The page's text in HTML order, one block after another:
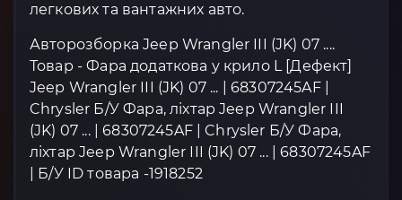
легкових та вантажних авто.
Авторозборка Jeep Wrangler III (JK) 07 ....
Товар - Фара додаткова у крило L [Дефект]
Jeep Wrangler III (JK) 07 ... | 68307245AF |
Chrysler Б/У Фара, ліхтар Jeep Wrangler III
(JK) 07 ... | 68307245AF | Chrysler Б/У Фара,
ліхтар Jeep Wrangler III (JK) 07 ... | 68307245AF
| Б/У ID товара -1918252